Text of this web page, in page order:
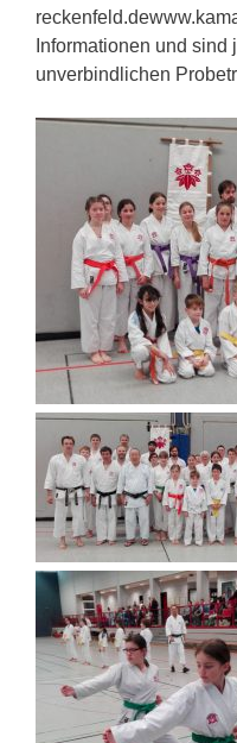
Informationen und
unverbindlichen